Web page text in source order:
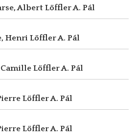
Albert Löffler A. Pál
Henri Löffler A. Pál
Löffler A. Pál
Löffler A. Pál
Löffler A. Pál